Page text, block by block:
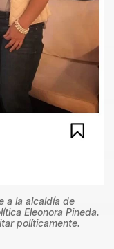
a la alcaldía de
Eleonora Pineda.
políticamente.